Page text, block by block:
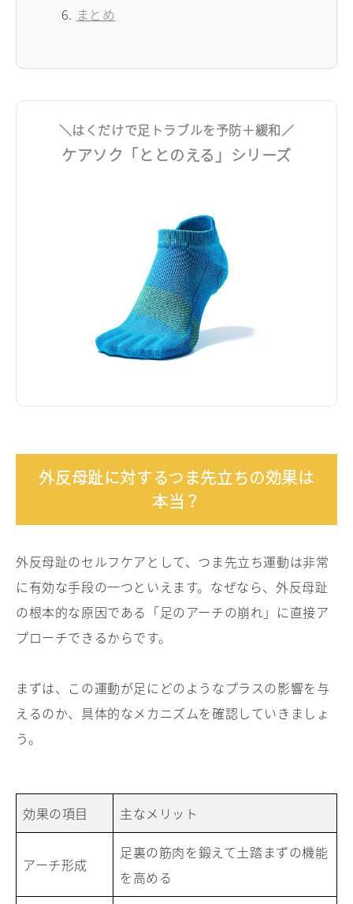
まとめ
＼はくだけで足トラブルを予防＋緩和／
ケアソク「ととのえる」シリーズ
外反母趾に対するつま先立ちの効果は
本当？
外反母趾のセルフケアとして、つま先立ち運動は非常
に有効な手段の一つといえます。なぜなら、外反母趾
の根本的な原因である「足のアーチの崩れ」に直接ア
プローチできるからです。
まずは、この運動が足にどのようなプラスの影響を与
えるのか、具体的なメカニズムを確認していきましょ
う。
効果の項目 主なメリット
アーチ形成
足裏の筋肉を鍛えて土踏まずの機能
を高める